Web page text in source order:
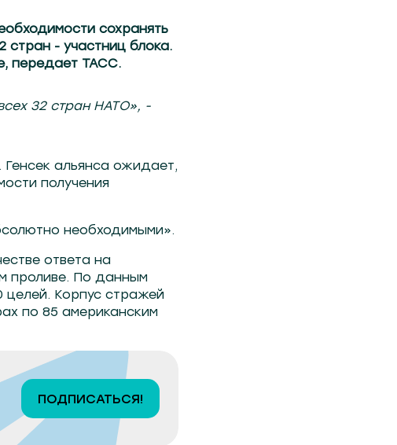
сохранять
стран - участниц блока.
передает ТАСС.
32 стран НАТО», -
альянса ожидает,
получения
необходимыми».
ответа на
проливе. По данным
Корпус стражей
по 85 американским
ПОДПИСАТЬСЯ!